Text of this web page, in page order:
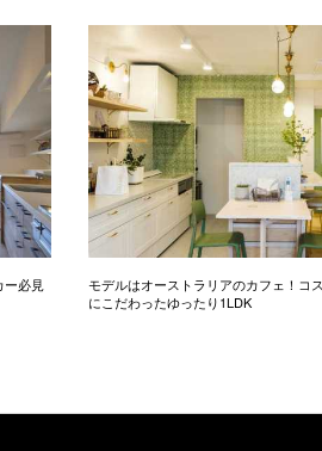
必見
モデルはオーストラリアのカフェ！コ
にこだわったゆったり1LDK